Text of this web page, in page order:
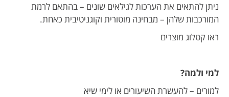
ניתן להתאים את הערכות לגילאים שונים – בהתאם לרמת
המורכבות שלהן – מבחינה מוטורית וקוגניטיבית כאחת.
ראו קטלוג מוצרים
למי ולמה?
למורים – להעשרת השיעורים או לימי שיא